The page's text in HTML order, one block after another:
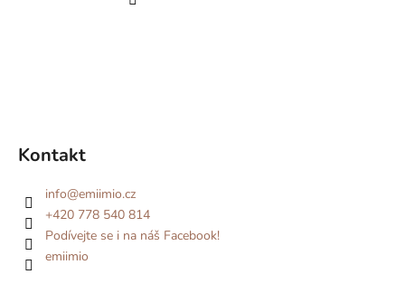
Kontakt
info@emiimio.cz
+420 778 540 814
Podívejte se i na náš Facebook!
emiimio